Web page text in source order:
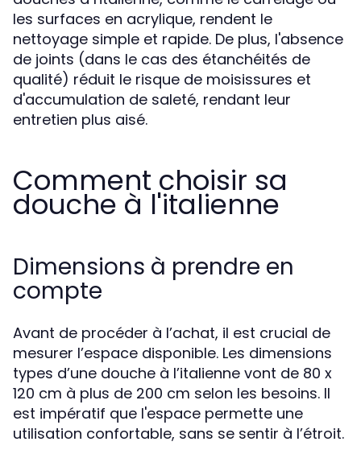
les surfaces en acrylique, rendent le
nettoyage simple et rapide. De plus, l'absence
de joints (dans le cas des étanchéités de
qualité) réduit le risque de moisissures et
d'accumulation de saleté, rendant leur
entretien plus aisé.
Comment choisir sa
douche à l'italienne
Dimensions à prendre en
compte
Avant de procéder à l’achat, il est crucial de
mesurer l’espace disponible. Les dimensions
types d’une douche à l’italienne vont de 80 x
120 cm à plus de 200 cm selon les besoins. Il
est impératif que l'espace permette une
utilisation confortable, sans se sentir à l’étroit.